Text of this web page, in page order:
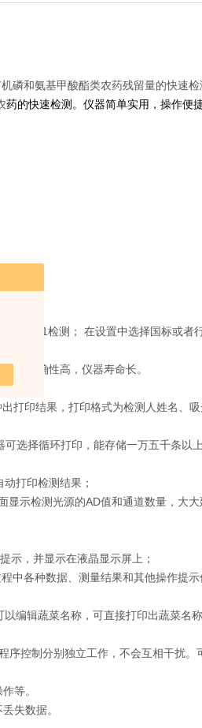
磷和氨基甲酸酯类农药残留量的快速
药的快速检测。仪器简单实用，操作便
2001检测； 在设置中选择国标或者行
测；
测准确性高，仪器寿命长。
相连。
打印结果，打印格式为检测人姓名、
选择循环打印，能存储一万五千条以
打印检测结果；
示检测光源的AD值和通道数量，大大
示，并显示在液晶显示屏上；
中各种数据、测量结果和其他操作提
辑蔬菜名称，可直接打印出蔬菜名
控制分别独立工作，不会互相干扰。
等。
失数据。